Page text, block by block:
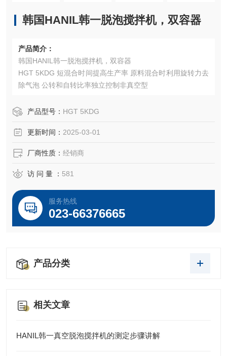
韩国HANIL韩一脱泡搅拌机，双容器
产品简介：
韩国HANIL韩一脱泡搅拌机，双容器
HGT 5KDG 短混合时间提高生产率 原料混合时利用旋转力去
除气泡 公转和自转比率独立控制非真空型
产品型号： HGT 5KDG
更新时间： 2025-03-01
厂商性质： 经销商
访 问 量 ： 581
服务热线
023-66376665
产品分类
相关文章
HANIL韩一真空脱泡搅拌机的测定步骤讲解